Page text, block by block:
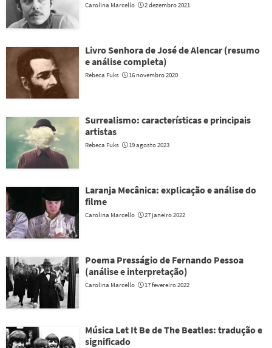
Carolina Marcello 2 dezembro 2021
Livro Senhora de José de Alencar (resumo
e análise completa)
Rebeca Fuks 16 novembro 2020
Surrealismo: características e principais
artistas
Rebeca Fuks 19 agosto 2023
Laranja Mecânica: explicação e análise do
filme
Carolina Marcello 27 janeiro 2022
Poema Presságio de Fernando Pessoa
(análise e interpretação)
Carolina Marcello 17 fevereiro 2022
Música Let It Be de The Beatles: tradução e
significado